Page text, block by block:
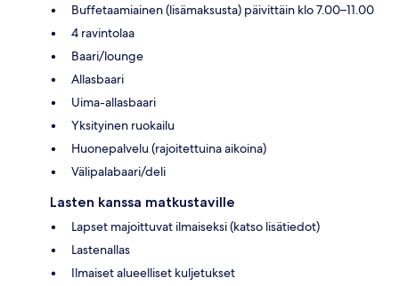
Buffetaamiainen (lisämaksusta) päivittäin klo 7.00–11.00
4 ravintolaa
Baari/lounge
Allasbaari
Uima-allasbaari
Yksityinen ruokailu
Huonepalvelu (rajoitettuina aikoina)
Välipalabaari/deli
Lasten kanssa matkustaville
Lapset majoittuvat ilmaiseksi (katso lisätiedot)
Lastenallas
Ilmaiset alueelliset kuljetukset